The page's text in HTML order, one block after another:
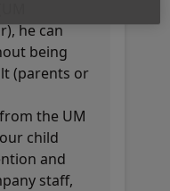
he can
being
(parents or
the UM
child
and
staff,